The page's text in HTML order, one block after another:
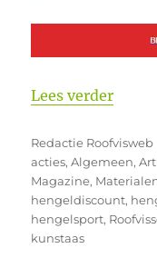
Lees verder
Auteur
Redactie Roofvisweb
acties,Algemeen,
Magazine,
hengeldiscount,
hengelsport,
kunstaas